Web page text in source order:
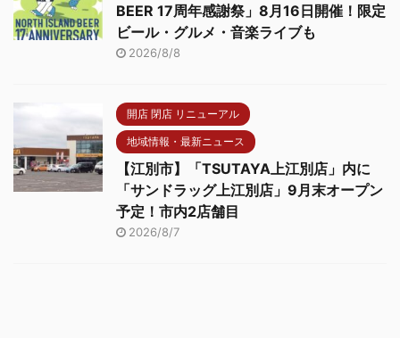
BEER 17周年感謝祭」8月16日開催！限定
ビール・グルメ・音楽ライブも
2026/8/8
開店 閉店 リニューアル
地域情報・最新ニュース
【江別市】「TSUTAYA上江別店」内に
「サンドラッグ上江別店」9月末オープン
予定！市内2店舗目
2026/8/7